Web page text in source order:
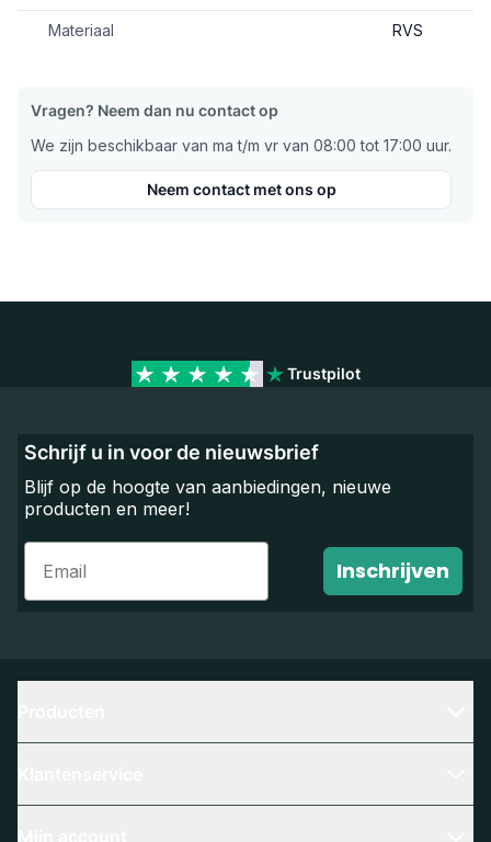
Materiaal RVS
Vragen? Neem dan nu contact op
We zijn beschikbaar van ma t/m vr van 08:00 tot 17:00 uur.
Neem contact met ons op
Trustpilot
Schrijf u in voor de nieuwsbrief
Blijf op de hoogte van aanbiedingen, nieuwe
producten en meer!
Email
Inschrijven